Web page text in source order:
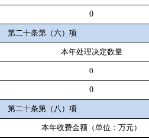
0
第二十条第（六）项
本年处理决定数量
0
0
第二十条第（八）项
本年收费金额（单位：万元）